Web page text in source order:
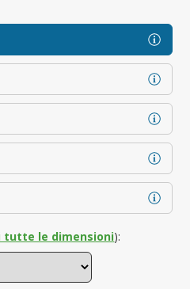
tutte le dimensioni):